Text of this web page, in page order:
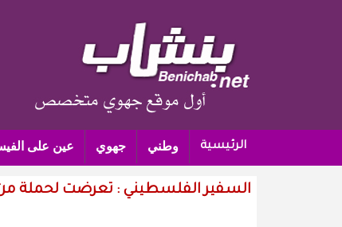
الرئيسية وطني جهوي عين على
السفير الفلسطيني : تعرضت لحملة من